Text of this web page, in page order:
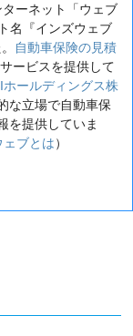
ターネット「ウェブ
名『インズウェブ
自動車保険の見積
ービスを提供して
ホールディングス株
な立場で自動車保
を提供していま
ェブとは）